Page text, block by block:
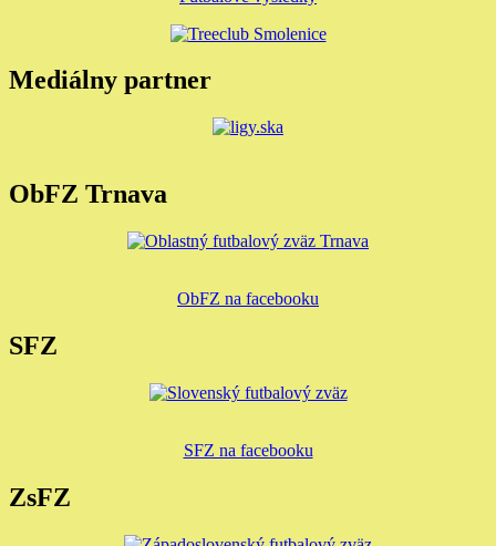
Mediálny partner
ObFZ Trnava
ObFZ na facebooku
SFZ
SFZ na facebooku
ZsFZ